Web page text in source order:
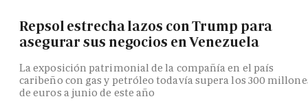
Repsol estrecha lazos con Trump para
asegurar sus negocios en Venezuela
La exposición patrimonial de la compañía en el país
caribeño con gas y petróleo todavía supera los 300
de euros a junio de este año